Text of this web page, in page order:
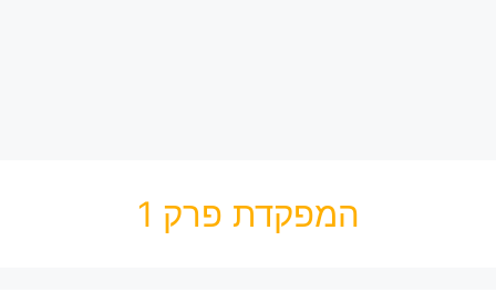
המפקדת פרק 1